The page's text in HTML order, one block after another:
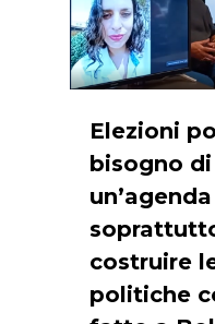
Elezioni
bisogno
costruire
politiche